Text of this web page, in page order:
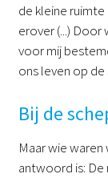
de kleine ruimte
erover (...)
voor mij
ons leven op de
Bij de
Maar wie
antwoord is: De